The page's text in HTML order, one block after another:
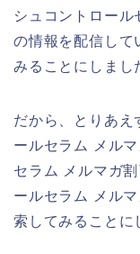
シュコントロー
の情報を配信して
みることにしまし
だから、とりあえ
ールセラム メル
セラム メルマガ
ールセラム メル
索してみることに